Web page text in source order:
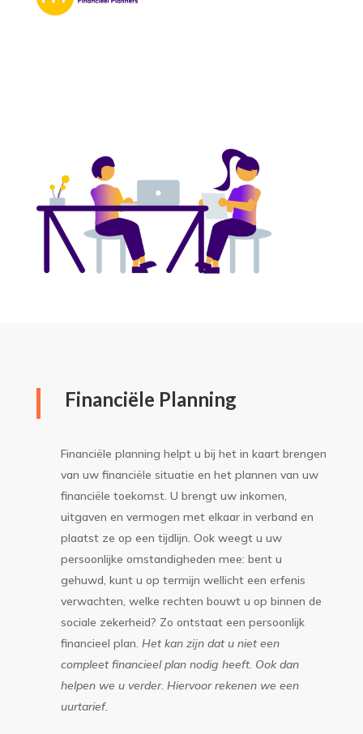
Financiële Planning
Financiële planning helpt u bij het in kaart brengen
van uw financiële situatie en het plannen van uw
financiële toekomst. U brengt uw inkomen,
uitgaven en vermogen met elkaar in verband en
plaatst ze op een tijdlijn. Ook weegt u uw
persoonlijke omstandigheden mee: bent u
gehuwd, kunt u op termijn wellicht een erfenis
verwachten, welke rechten bouwt u op binnen de
sociale zekerheid? Zo ontstaat een persoonlijk
financieel plan. Het kan zijn dat u niet een
compleet financieel plan nodig heeft. Ook dan
helpen we u verder. Hiervoor rekenen we een
uurtarief.